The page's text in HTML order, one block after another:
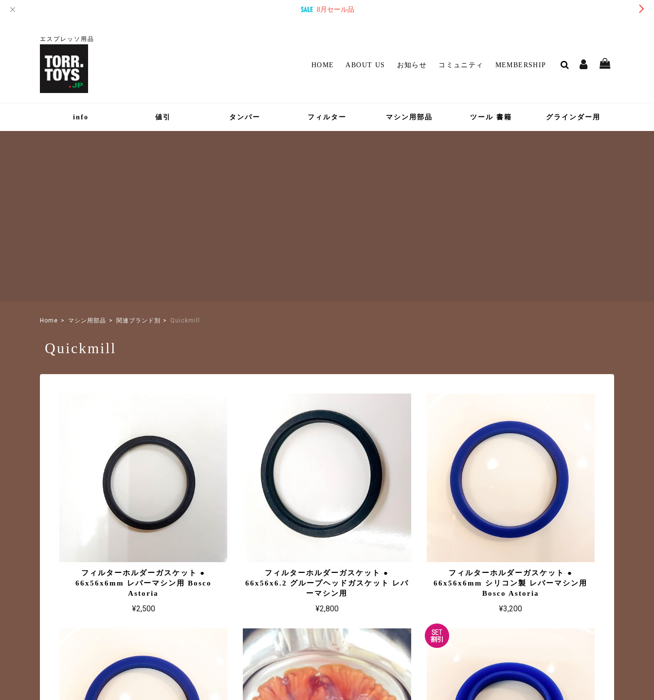
8月セール品
エスプレッソ用品
HOME ABOUT US お知らせ コミュニティ MEMBERSHIP
info 値引 タンパー フィルター マシン用部品 ツール 書籍 グラインダー用
Home マシン用部品 関連ブランド別 Quickmill
Quickmill
フィルターホルダーガスケット ●
66x56x6mm レバーマシン用 Bosco
Astoria
¥2,500
フィルターホルダーガスケット ●
66x56x6.2 グループヘッドガスケット レバ
ーマシン用
¥2,800
フィルターホルダーガスケット ●
66x56x6mm シリコン製 レバーマシン用
Bosco Astoria
¥3,200